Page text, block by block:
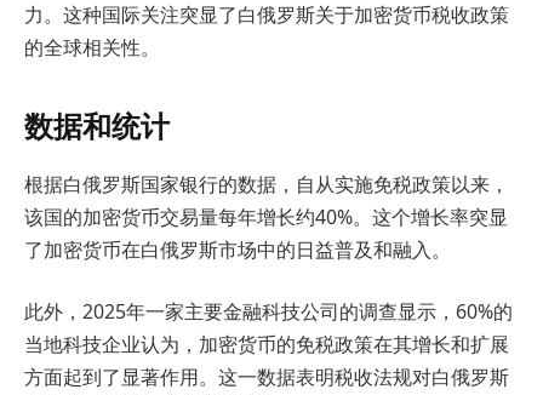
力。这种国际关注突显了白俄罗斯关于加密货币税收政策
的全球相关性。
数据和统计
根据白俄罗斯国家银行的数据，自从实施免税政策以来，
该国的加密货币交易量每年增长约40%。这个增长率突显
了加密货币在白俄罗斯市场中的日益普及和融入。
此外，2025年一家主要金融科技公司的调查显示，60%的
当地科技企业认为，加密货币的免税政策在其增长和扩展
方面起到了显著作用。这一数据表明税收法规对白俄罗斯